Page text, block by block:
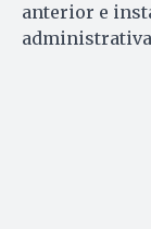
anterior e
administrativa